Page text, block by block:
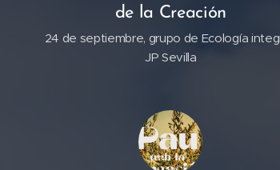
de la Creación
24 de septiembre, grupo de Ecología
JP Sevilla